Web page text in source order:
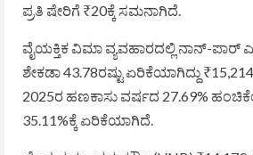
ಪ್ರತಿ ಷೇರಿಗೆ ₹20ಕ್ಕೆ ಸಮನಾಗಿದೆ.
ವೈಯಕ್ತಿಕ ವಿಮಾ ವ್ಯವಹಾರದಲ್ಲಿ ನಾನ್-ಪಾರ್
ಶೇಕಡಾ 43.78ರಷ್ಟು ಏರಿಕೆಯಾಗಿದ್ದು
2025ರ ಹಣಕಾಸು ವರ್ಷದ 27.69%
35.11%ಕ್ಕೆ ಏರಿಕೆಯಾಗಿದೆ.